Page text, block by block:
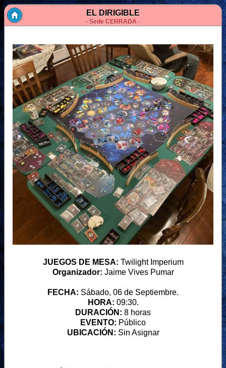
EL DIRIGIBLE
- Sede CERRADA -
JUEGOS DE MESA: Twilight Imperium
Organizador: Jaime Vives Pumar
FECHA: Sábado, 06 de Septiembre.
HORA: 09:30.
DURACIÓN: 8 horas
EVENTO: Público
UBICACIÓN: Sin Asignar